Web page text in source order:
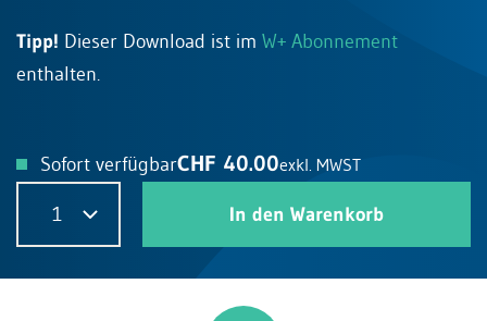
Tipp! Dieser Download ist im W+ Abonnement
enthalten.
Sofort verfügbarCHF 40.00exkl. MWST
1 In den Warenkorb